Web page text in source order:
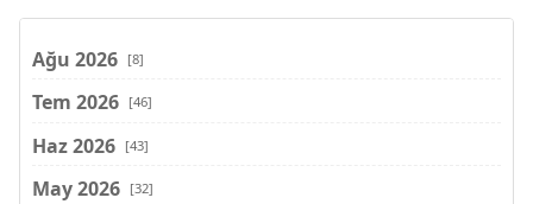
Ağu 2026 [8]
Tem 2026 [46]
Haz 2026 [43]
May 2026 [32]